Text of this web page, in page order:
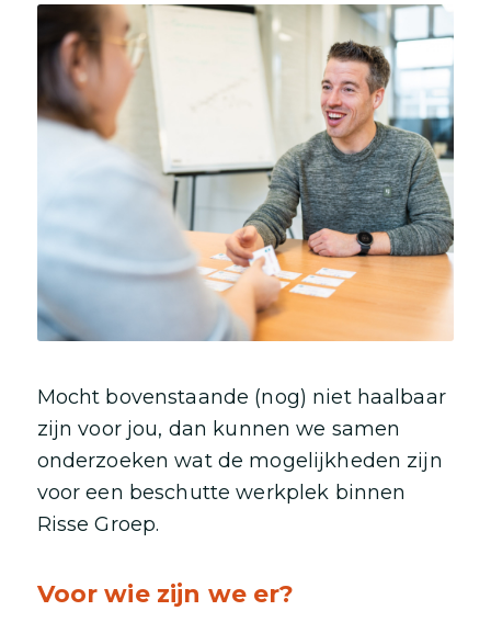
Mocht bovenstaande (nog) niet haalbaar
zijn voor jou, dan kunnen we samen
onderzoeken wat de mogelijkheden zijn
voor een beschutte werkplek binnen
Risse Groep.
Voor wie zijn we er?